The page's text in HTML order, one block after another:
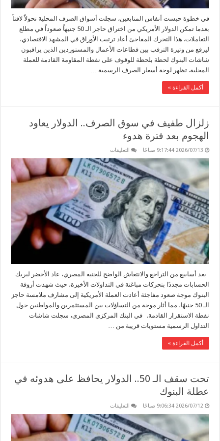
في خطوة حبست أنفاس المتابعين، سجلت أسواق الصرف المحلية تحولاً لافتاً
بعدما تمكن الدولار الأمريكي من اختراق حاجز الـ 50 جنيهاً صعوداً في مطلع
التعاملات. هذا التحرك المفاجئ أعاد ترتيب الأوراق في المشهد الاقتصادي،
ليرفع من وتيرة الترقب بين قطاعات الأعمال والمستوردين الذين يراقبون
شاشات البنوك لحظة بلحظة للوقوف على نقطة المقاومة القادمة للعملة
المحلية. تظهر لوحة أسعار الصرف الرسمية …
أكمل القراءة »
زلزال طفيف في سوق الصرف.. الدولار يعاود
الهجوم بعد فترة هدوء
2026/07/13 9:17:44 صباحًا التعليقات
طفيف
في
سوق
الصرف..
الدولار
يعاود
الهجوم
بعد
فترة
هدوء
مغلقة
بعد أسابيع من التراجع والانتعاش الواضح للجنيه المصري، عاد الأخضر ليربك
الحسابات مجددًا بتحركات مباغتة في التداولات الأخيرة، حيث شهدت أروقة
البنوك موجة صعود مفاجئة أعادت العملة الأمريكية إلى مشارف ملامسة حاجز
الـ 50 جنيهًا، مما أثار موجة من التساؤلات بين المستثمرين والمواطنين حول
نقطة الاستقرار القادمة. في البنك المركزي المصري، سجلت شاشات
التداول الرسمية مستويات قريبة من …
أكمل القراءة »
تحت سقف الـ 50.. الدولار يحافظ على هدوئه في
عطلة البنوك
2026/07/12 9:06:34 صباحًا التعليقات
سقف
الـ
50..
الدولار